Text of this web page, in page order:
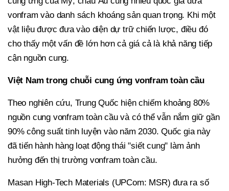
vonfram vào danh sách khoáng sản quan trọng. Khi một
vật liệu được đưa vào diện dự trữ chiến lược, điều đó
cho thấy một vấn đề lớn hơn cả giá cả là khả năng tiếp
cận nguồn cung.
Việt Nam trong chuỗi cung ứng vonfram toàn cầu
Theo nghiên cứu, Trung Quốc hiện chiếm khoảng 80%
nguồn cung vonfram toàn cầu và có thể vẫn nắm giữ gần
90% công suất tinh luyện vào năm 2030. Quốc gia này
đã tiến hành hàng loạt động thái "siết cung" làm ảnh
hưởng đến thị trường vonfram toàn cầu.
Masan High-Tech Materials (UPCom: MSR) đưa ra số